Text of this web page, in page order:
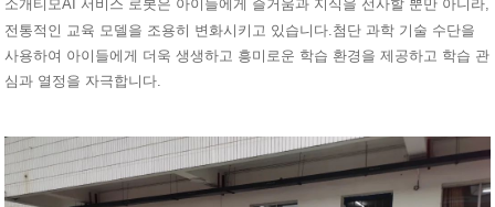
소개 티모AI 서비스 로봇은 아이들에게 즐거움과 지식을 선사할 뿐만 아니라,
전통적인 교육 모델을 조용히 변화시키고 있습니다.첨단 과학 기술 수단을
사용하여 아이들에게 더욱 생생하고 흥미로운 학습 환경을 제공하고 학습 관
심과 열정을 자극합니다.